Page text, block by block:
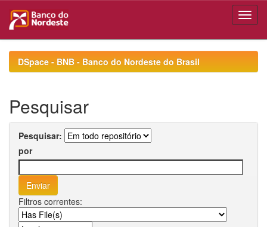
navigationDSpace - BNB - Banco do Nordeste do Brasil
Pesquisar
Pesquisar:
por
Filtros correntes: